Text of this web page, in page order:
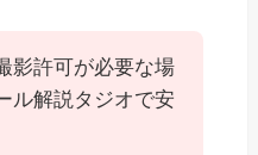
影許可が必要な場
ル解説タジオで安